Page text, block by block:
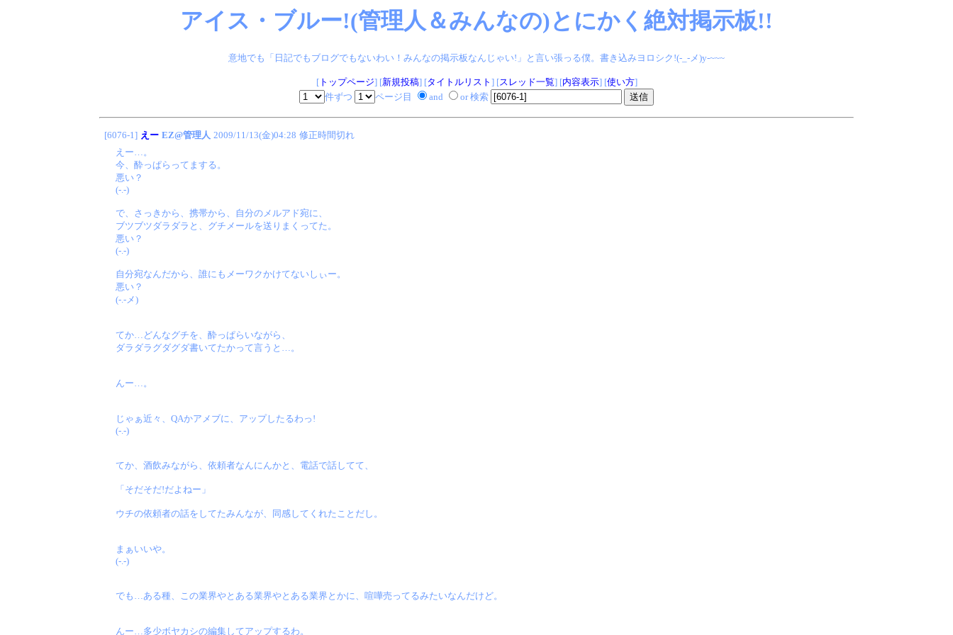
アイス・ブルー!(管理人＆みんなの)とにかく絶対掲示板!!
意地でも「日記でもブログでもないわい！みんなの掲示板なんじゃい!」と言い張っる僕。書き込みヨロシク!(-_-メ)y-~~~
[トップページ] [新規投稿] [タイトルリスト ] [スレッド一覧] [内容表示] [使い方]
件ずつ
ページ目 and or 検索
[6076-1] えー EZ@管理人 2009/11/13(金)04:28 修正時間切れ
えー…。
今、酔っぱらってまする。
悪い？
(-.-)
で、さっきから、携帯から、自分のメルアド宛に、
ブツブツダラダラと、グチメールを送りまくってた。
悪い？
(-.-)
自分宛なんだから、誰にもメーワクかけてないしぃー。
悪い？
(-.-メ)
てか…どんなグチを、酔っぱらいながら、
ダラダラグダグダ書いてたかって言うと…。
んー…。
じゃぁ近々、QAかアメブに、アップしたるわっ!
(-.-)
てか、酒飲みながら、依頼者なんにんかと、電話で話してて、
「そだそだ!だよねー」
ウチの依頼者の話をしてたみんなが、同感してくれたことだし。
まぁいいや。
(-.-)
でも…ある種、この業界やとある業界やとある業界とかに、喧嘩売ってるみたいなんだけど。
んー…多少ボヤカシの編集してアップするわ。